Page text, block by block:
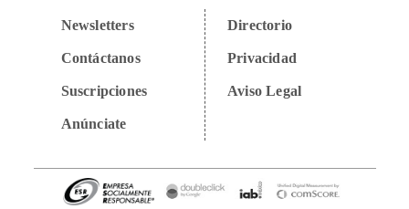
Newsletters
Contáctanos
Suscripciones
Anúnciate
Directorio
Privacidad
Aviso Legal